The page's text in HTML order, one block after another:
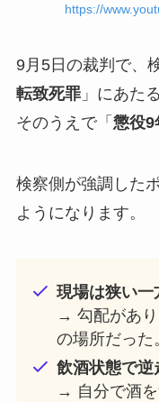
https://
9月5日の裁判で、
転致死罪」にあた
そのうえで「 懲役9
検察側が強調した
ようになります。
現場は狭い一
→ 勾配があ
の場所だった
飲酒状態で逆
→ 自分で酒